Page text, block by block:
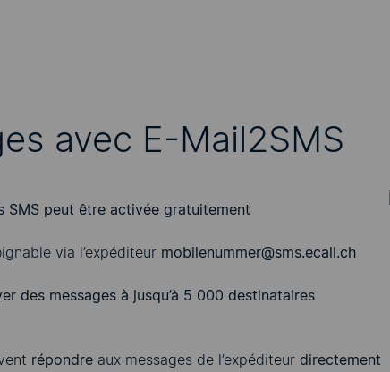
avec E-Mail2SMS
SMS peut être activée gratuitement
via l’expéditeur mobilenummer@sms.ecall.ch
des messages à jusqu’à 5 000 destinataires
répondre aux messages de l’expéditeur directement